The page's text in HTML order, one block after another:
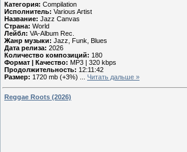
Категория: Compilation
Исполнитель: Various Artist
Название: Jazz Canvas
Страна: World
Лейбл: VA-Album Rec.
Жанр музыки: Jazz, Funk, Blues
Дата релиза: 2026
Количество композиций: 180
Формат | Качество: MP3 | 320 kbps
Продолжительность: 12:11:42
Размер: 1720 mb (+3%) Читать дальше »
Reggae Roots (2026)